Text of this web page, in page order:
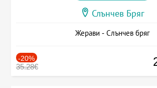
Слънчев Бряг
Жерави - Слънчев бряг
-20%
35.28€